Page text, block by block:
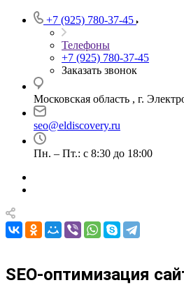
+7 (925) 780-37-45
Телефоны
+7 (925) 780-37-45
Заказать звонок
Московская область , г.
seo@eldiscovery.ru
Пн. – Пт.: с 8:30 до 18:00
SEO-оптимизация